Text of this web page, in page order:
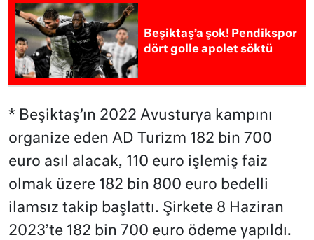
Beşiktaş’a şok! Pendikspor
dört golle apolet söktü
* Beşiktaş’ın 2022 Avusturya kampını
organize eden AD Turizm 182 bin 700
euro asıl alacak, 110 euro işlemiş faiz
olmak üzere 182 bin 800 euro bedelli
ilamsız takip başlattı. Şirkete 8 Haziran
2023’te 182 bin 700 euro ödeme yapıldı.